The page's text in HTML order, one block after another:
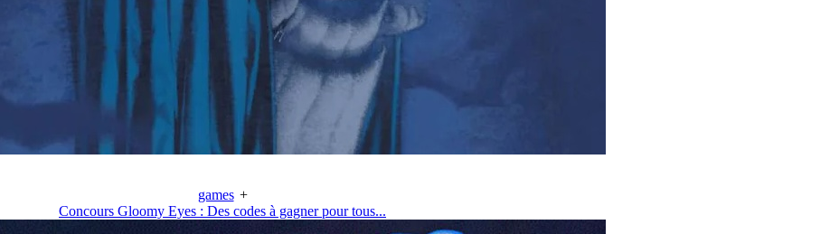
games +
Concours Gloomy Eyes : Des codes à gagner pour tous...